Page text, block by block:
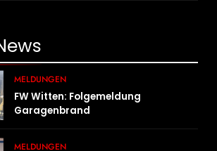
MELDUNGEN
FW Witten: Folgemeldung
Garagenbrand
MELDUNGEN